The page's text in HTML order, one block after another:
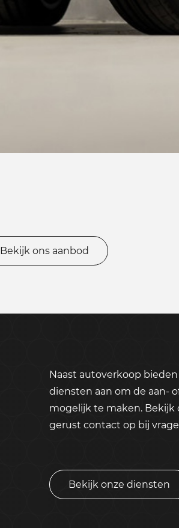
Bekijk ons aanbod
Naast autoverkoop
diensten aan om de aan-
mogelijk te maken. Bekijk
gerust contact op bij
Bekijk onze diensten